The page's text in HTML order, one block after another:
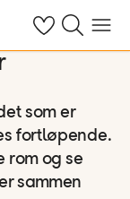
Se dine sparte
Søk påMeny
som er
fortløpende.
rom og se
sammen